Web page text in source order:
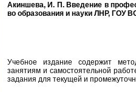
Акиншева, И. П. Введение в
во образования и науки ЛНР, ГОУ
Учебное издание содержит
занятиям и самостоятельной
задания для текущей и